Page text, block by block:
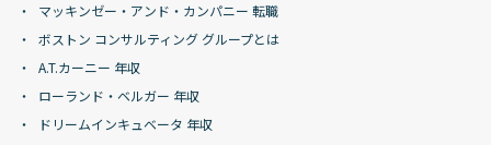
マッキンゼー・アンド・カンパニー 転職
ボストン コンサルティング グループとは
A.T.カーニー 年収
ローランド・ベルガー 年収
ドリームインキュベータ 年収